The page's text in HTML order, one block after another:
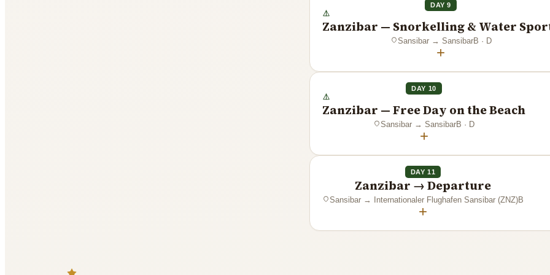
DAY 9
Zanzibar — Snorkelling & Water
Sansibar→ SansibarB · D
+
DAY 10
Zanzibar — Free Day on the Beach
Sansibar → SansibarB · D
+
DAY 11
Zanzibar → Departure
Sansibar → Internationaler Flughafen Sansibar (ZNZ)B
+